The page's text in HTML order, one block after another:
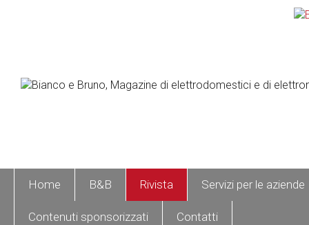
Home B&B Rivista Servizi per le aziende
Contenuti sponsorizzati Contatti